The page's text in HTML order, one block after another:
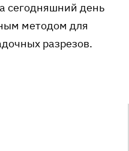
сегодняшний день
методом для
разрезов.